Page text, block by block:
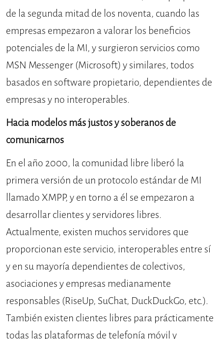
de la segunda mitad de los noventa, cuando las
empresas empezaron a valorar los beneficios
potenciales de la MI, y surgieron servicios como
MSN Messenger (Microsoft) y similares, todos
basados en software propietario, dependientes de
empresas y no interoperables.
Hacia modelos más justos y soberanos de
comunicarnos
En el año 2000, la comunidad libre liberó la
primera versión de un protocolo estándar de MI
llamado XMPP, y en torno a él se empezaron a
desarrollar clientes y servidores libres.
Actualmente, existen muchos servidores que
proporcionan este servicio, interoperables entre sí
y en su mayoría dependientes de colectivos,
asociaciones y empresas medianamente
responsables (RiseUp, SuChat, DuckDuckGo, etc.).
También existen clientes libres para prácticamente
todas las plataformas de telefonía móvil y